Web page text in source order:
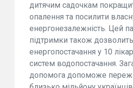
дитячим садочкам
опалення та посилити
енергонезалежність. Цей
підтримки також
енергопостачання у 10
систем водопостачання.
допомога допоможе